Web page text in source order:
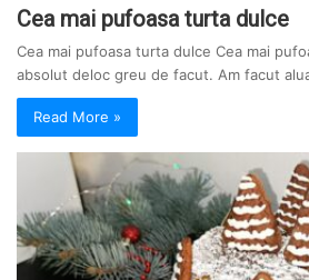
Cea mai pufoasa turta dulce
Cea mai pufoasa turta dulce Cea mai
absolut deloc greu de facut. Am facut
Read More »